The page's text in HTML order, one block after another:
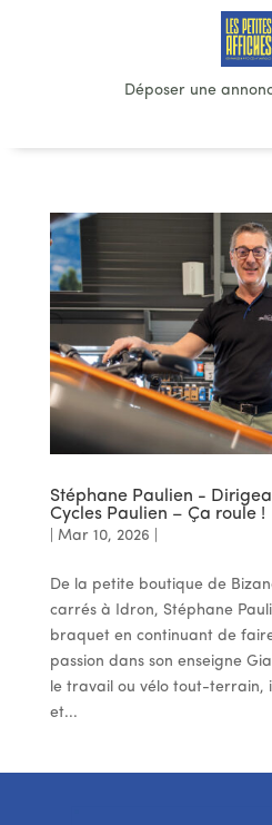
Déposer une
Stéphane Paulien -
Cycles Paulien – Ça roule !
Mar 10, 2026
De la petite boutique de
carrés à Idron, Stéphane
braquet en continuant de
passion dans son enseigne
le travail ou vélo tout-terrain,
et...